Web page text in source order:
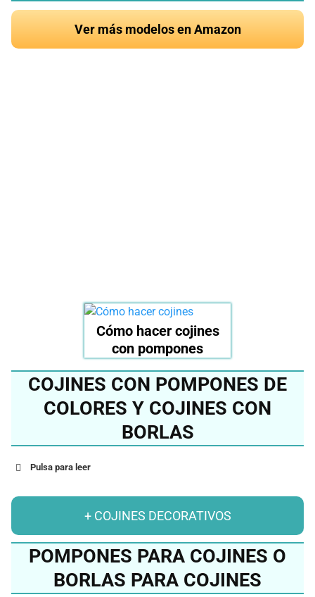
Ver más modelos en Amazon
Cómo hacer cojines
con pompones
COJINES CON POMPONES DE
COLORES Y COJINES CON
BORLAS
Pulsa para leer
+ COJINES DECORATIVOS
POMPONES PARA COJINES O
BORLAS PARA COJINES